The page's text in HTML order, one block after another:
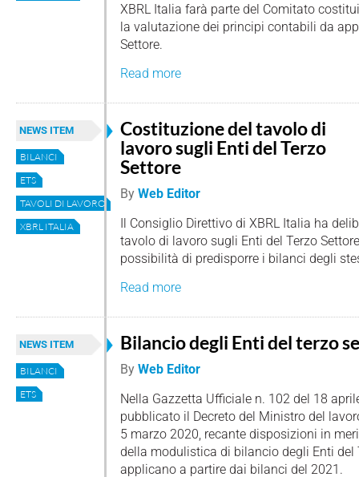
XBRL Italia farà parte del Comitato
la valutazione dei principi contabili da
Settore.
Read more
NEWS ITEM
BILANCI
ETS
TAVOLI DI LAVORO
XBRL ITALIA
Costituzione del tavolo di
lavoro sugli Enti del Terzo
Settore
By Web Editor
Il Consiglio Direttivo di XBRL Italia ha
tavolo di lavoro sugli Enti del Terzo
possibilità di predisporre i bilanci degli
Read more
NEWS ITEM
BILANCI
ETS
Bilancio degli Enti del terzo
By Web Editor
Nella Gazzetta Ufficiale n. 102 del 18
pubblicato il Decreto del Ministro del
5 marzo 2020, recante disposizioni in
della modulistica di bilancio degli Enti del
applicano a partire dai bilanci del 2021.